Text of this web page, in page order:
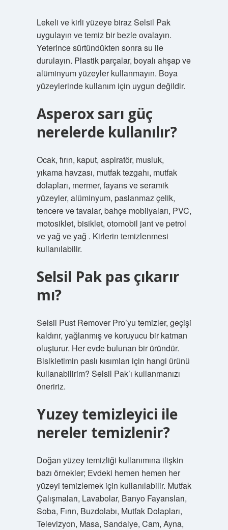
Lekeli ve kirli yüzeye biraz Selsil Pak
uygulayın ve temiz bir bezle ovalayın.
Yeterince sürtündükten sonra su ile
durulayın. Plastik parçalar, boyalı ahşap ve
alüminyum yüzeyler kullanmayın. Boya
yüzeylerinde kullanım için uygun değildir.
Asperox sarı güç
nerelerde kullanılır?
Ocak, fırın, kaput, aspiratör, musluk,
yıkama havzası, mutfak tezgahı, mutfak
dolapları, mermer, fayans ve seramik
yüzeyler, alüminyum, paslanmaz çelik,
tencere ve tavalar, bahçe mobilyaları, PVC,
motosiklet, bisiklet, otomobil jant ve petrol
ve yağ ve yağ . Kirlerin temizlenmesi
kullanılabilir.
Selsil Pak pas çıkarır
mı?
Selsil Pust Remover Pro’yu temizler, geçişi
kaldırır, yağlanmış ve koruyucu bir katman
oluşturur. Her evde bulunan bir üründür.
Bisikletimin paslı kısımları için hangi ürünü
kullanabilirim? Selsil Pak’ı kullanmanızı
öneririz.
Yuzey temizleyici ile
nereler temizlenir?
Doğan yüzey temizliği kullanımına ilişkin
bazı örnekler; Evdeki hemen hemen her
yüzeyi temizlemek için kullanılabilir. Mutfak
Çalışmaları, Lavabolar, Banyo Fayansları,
Soba, Fırın, Buzdolabı, Mutfak Dolapları,
Televizyon, Masa, Sandalye, Cam, Ayna,